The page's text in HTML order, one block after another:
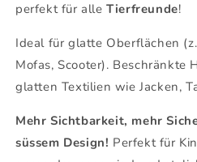
perfekt für alleTierfreunde!
Ideal für glatte Oberflächen
Mofas, Scooter). Beschränkte
glatten Textilien wie Jacken,
Mehr Sichtbarkeit, mehr
süssem Design! Perfekt für